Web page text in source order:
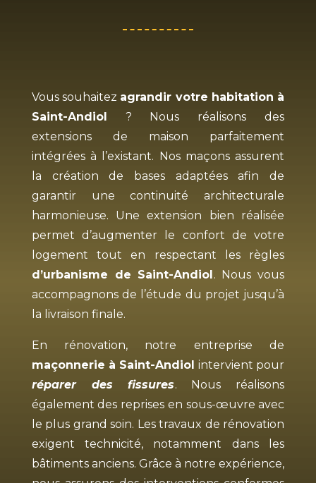
Vous souhaitez agrandir votre habitation à
Saint-Andiol ? Nous réalisons des
extensions de maison parfaitement
intégrées à l’existant. Nos maçons assurent
la création de bases adaptées afin de
garantir une continuité architecturale
harmonieuse. Une extension bien réalisée
permet d’augmenter le confort de votre
logement tout en respectant les règles
d’urbanisme de Saint-Andiol. Nous vous
accompagnons de l’étude du projet jusqu’à
la livraison finale.
En rénovation, notre entreprise de
maçonnerie à Saint-Andiol intervient pour
réparer des fissures. Nous réalisons
également des reprises en sous-œuvre avec
le plus grand soin. Les travaux de rénovation
exigent technicité, notamment dans les
bâtiments anciens. Grâce à notre expérience,